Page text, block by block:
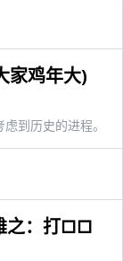
家鸡年大)
到历史的进程。
之：打□□